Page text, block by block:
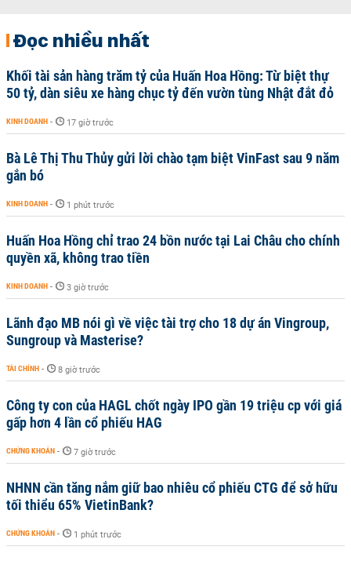
Đọc nhiều nhất
Khối tài sản hàng trăm tỷ của Huấn Hoa Hồng: Từ biệt thự
50 tỷ, dàn siêu xe hàng chục tỷ đến vườn tùng Nhật đắt đỏ
KINH DOANH - 17 giờ trước
Bà Lê Thị Thu Thủy gửi lời chào tạm biệt VinFast sau 9 năm
gắn bó
KINH DOANH - 1 phút trước
Huấn Hoa Hồng chỉ trao 24 bồn nước tại Lai Châu cho chính
quyền xã, không trao tiền
KINH DOANH - 3 giờ trước
Lãnh đạo MB nói gì về việc tài trợ cho 18 dự án Vingroup,
Sungroup và Masterise?
TÀI CHÍNH - 8 giờ trước
Công ty con của HAGL chốt ngày IPO gần 19 triệu cp với giá
gấp hơn 4 lần cổ phiếu HAG
CHỨNG KHOÁN - 7 giờ trước
NHNN cần tăng nắm giữ bao nhiêu cổ phiếu CTG để sở hữu
tối thiểu 65% VietinBank?
CHỨNG KHOÁN - 1 phút trước